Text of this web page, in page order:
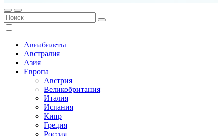
Авиабилеты
Австралия
Азия
Европа
Австрия
Великобритания
Италия
Испания
Кипр
Греция
Россия